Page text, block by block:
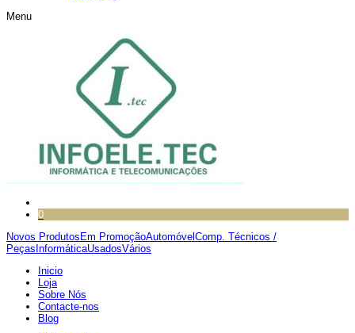
Menu
0
Novos Produtos Em PromoçãoAutomóvel Comp. Técnicos /
Peças InformáticaUsadosVários
Inicio
Loja
Sobre Nós
Contacte-nos
Blog